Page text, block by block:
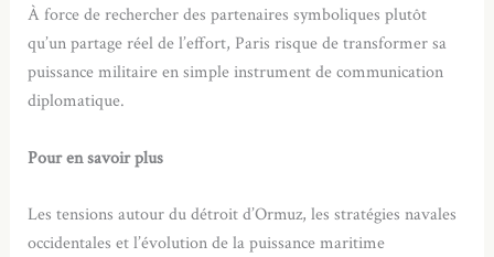
À force de rechercher des partenaires symboliques plutôt
qu’un partage réel de l’effort, Paris risque de transformer sa
puissance militaire en simple instrument de communication
diplomatique.
Pour en savoir plus
Les tensions autour du détroit d’Ormuz, les stratégies navales
occidentales et l’évolution de la puissance maritime